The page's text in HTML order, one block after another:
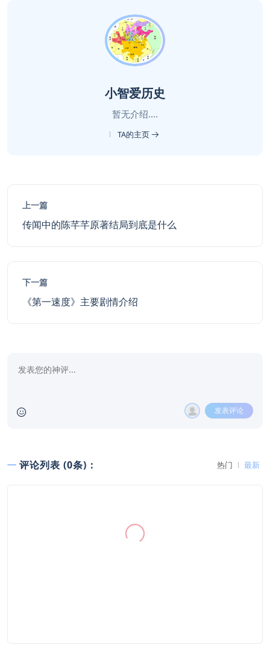
小智爱历史
暂无介绍....
TA的主页
上一篇
传闻中的陈芊芊原著结局到底是什么
下一篇
《第一速度》主要剧情介绍
发表评论
评论列表 (0条)： 热门 最新